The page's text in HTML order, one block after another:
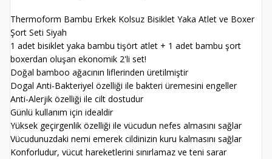
Thermoform Bambu Erkek Kolsuz Bisiklet Yaka Atlet ve Boxer
Şort Seti Siyah
1 adet bisiklet yaka bambu tişört atlet + 1 adet bambu şort
boxerdan oluşan ekonomik 2'li set!
Doğal bamboo ağacının liflerinden üretilmiştir
Dogal Anti-Bakteriyel özelliği ile bakteri üremesini engeller
Anti-Alerjik özelliği ile cilt dostudur
Günlü kullanım için idealdir
Yüksek geçirgenlik özelliği ile vücudun nefes almasını sağlar
Vücudunuzdaki nemi emerek cildinizin kuru kalmasını sağlar
Konforludur, vücut hareketlerini sınırlamaz ve teni sarar